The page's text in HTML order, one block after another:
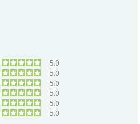
5.0
5.0
5.0
5.0
5.0
5.0